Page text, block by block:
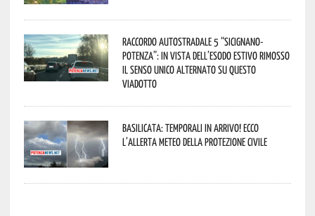
Raccordo Autostradale 5 “Sicignano-
Potenza”: in vista dell’esodo estivo rimosso
il senso unico alternato su questo
viadotto
Basilicata: temporali in arrivo! Ecco
l’allerta meteo della Protezione civile